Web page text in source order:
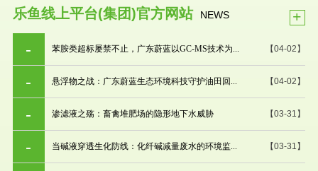
乐鱼线上平台(集团)官方网站 NEWS +
【04-02】
苯胺类超标屡禁不止，广东蔚蓝以GC-MS技术为...
【04-02】
悬浮物之战：广东蔚蓝生态环境科技守护油田回...
【03-31】
渗滤液之殇：畜禽堆肥场的隐形地下水威胁
【03-31】
当碱液穿透生化防线：化纤碱减量废水的环境监...